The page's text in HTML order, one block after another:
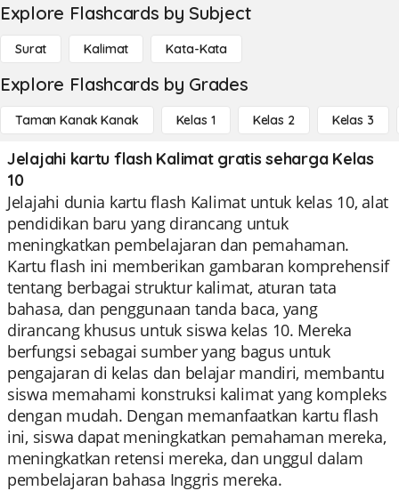
Explore Flashcards by Subject
Surat Kalimat Kata-Kata
Explore Flashcards by Grades
Taman Kanak Kanak Kelas 1 Kelas 2 Kelas 3
Jelajahi kartu flash Kalimat gratis seharga Kelas
10
Jelajahi dunia kartu flash Kalimat untuk kelas 10, alat
pendidikan baru yang dirancang untuk
meningkatkan pembelajaran dan pemahaman.
Kartu flash ini memberikan gambaran komprehensif
tentang berbagai struktur kalimat, aturan tata
bahasa, dan penggunaan tanda baca, yang
dirancang khusus untuk siswa kelas 10. Mereka
berfungsi sebagai sumber yang bagus untuk
pengajaran di kelas dan belajar mandiri, membantu
siswa memahami konstruksi kalimat yang kompleks
dengan mudah. Dengan memanfaatkan kartu flash
ini, siswa dapat meningkatkan pemahaman mereka,
meningkatkan retensi mereka, dan unggul dalam
pembelajaran bahasa Inggris mereka.